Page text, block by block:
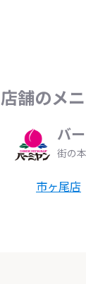
店舗のメ
バ
街の
市ヶ尾店